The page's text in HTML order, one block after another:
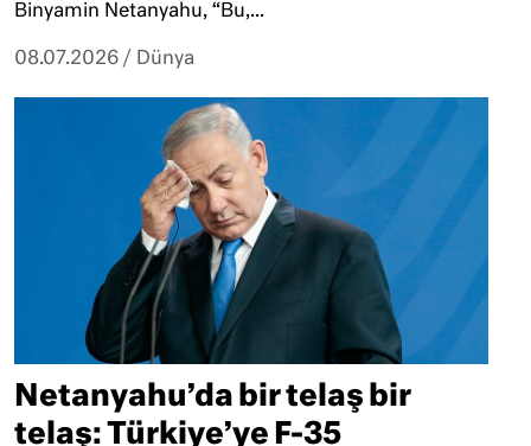
Binyamin Netanyahu, “Bu,...
08.07.2026 / Dünya
Netanyahu’da bir telaş bir
telaş: Türkiye’ye F-35